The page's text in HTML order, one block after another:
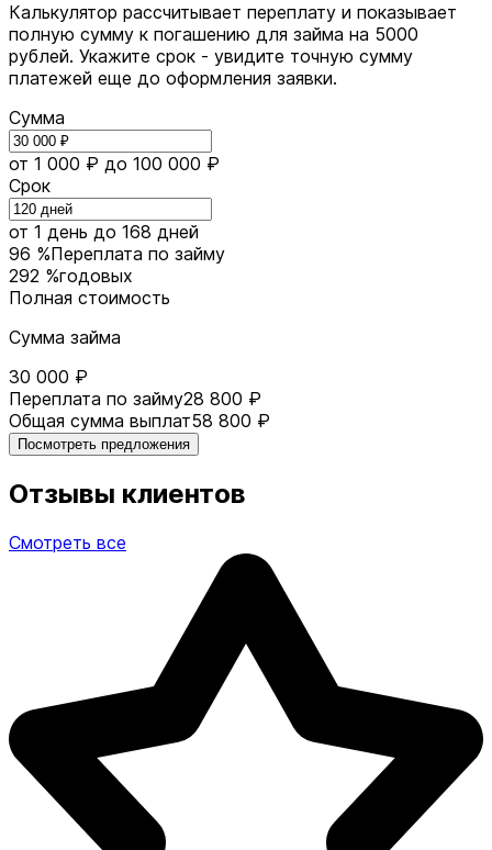
Калькулятор рассчитывает переплату и показывает
полную сумму к погашению для займа на 5000
рублей. Укажите срок - увидите точную сумму
платежей еще до оформления заявки.
Сумма
от 1 000 ₽ до 100 000 ₽
Срок
от 1 день до 168 дней
96 %Переплата по займу
292 %годовых
Полная стоимость
Сумма займа
30 000 ₽
Переплата по займу28 800 ₽
Общая сумма выплат58 800 ₽
Посмотреть предложения
Отзывы клиентов
Смотреть все